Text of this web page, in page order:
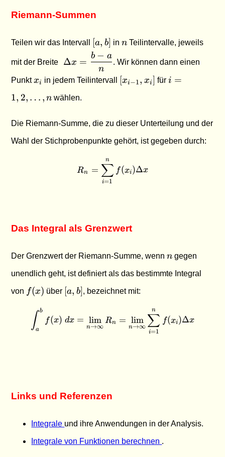
Riemann-Summen
Teilen wir das Intervall [a,b]
[a, b] in n
nTeilintervalle, jeweils
mit der Breite
\; \Delta
x =
\dfrac{b-
Δx =
n
b − a
. Wir können dann einen
Punktx_i
xi in jedem Teilintervall [x_{i-
1},
[xi−1, xi] für i = 1,
i =
1, 2, … , n wählen.
Die Riemann-Summe, die zu dieser Unterteilung und der
Wahl der Stichprobenpunkte gehört, ist gegeben durch:
R_n = \sum_{i=1}^{n}
Rn =
i=1
∑
n
f(xi)Δx
Das Integral als Grenzwert
Der Grenzwert der Riemann-Summe, wennn
n gegen
unendlich geht, ist definiert als das bestimmte Integral
von f(x)
f(x) über [a,b]
[a, b], bezeichnet mit:
\int_a^b f(x) \; dx =
∫a
b
f(x) dx =
n→∞
lim Rn =
n→∞
lim
i=1
∑
n
f(xi)Δx
Links und Referenzen
Integrale und ihre Anwendungen in der Analysis.
Integrale von Funktionen berechnen .